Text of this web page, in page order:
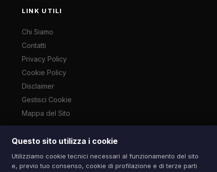
Questo sito utilizza i cookie
Utilizziamo cookie tecnici necessari al funzionamento del sito
e, previo tuo consenso, cookie di profilazione e di terze parti
LINK UTILI
Chi Siamo
Contatti
Privacy Policy
Cookie Policy
Disclaimer
Gestisci Cookie
Mappa del Sito
Le immagini presenti su questo sito sono di proprietà dei
cronaca ai sensi dell'art. 70 L. 633/1941. Contatti: